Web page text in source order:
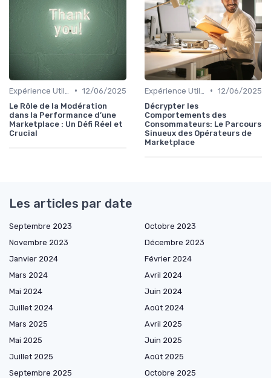
• 12/06/2025
Le Rôle de la Modération
dans la Performance d’une
Marketplace : Un Défi Réel et
Crucial
• 12/06/2025
Décrypter les
Comportements des
Consommateurs: Le Parcours
Sinueux des Opérateurs de
Marketplace
Les articles par date
Septembre 2023
Octobre 2023
Novembre 2023
Décembre 2023
Janvier 2024
Février 2024
Mars 2024
Avril 2024
Mai 2024
Juin 2024
Juillet 2024
Août 2024
Mars 2025
Avril 2025
Mai 2025
Juin 2025
Juillet 2025
Août 2025
Septembre 2025
Octobre 2025